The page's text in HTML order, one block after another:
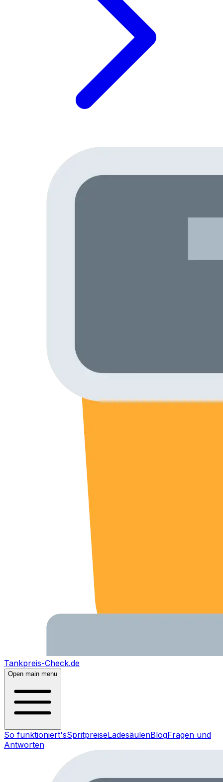
Tankpreis-Check.de
Open main menu
So funktioniert'sSpritpreiseLadesäulenBlogFragen und
Antworten